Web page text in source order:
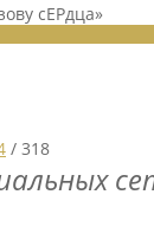
сЕРдца»
/ 318